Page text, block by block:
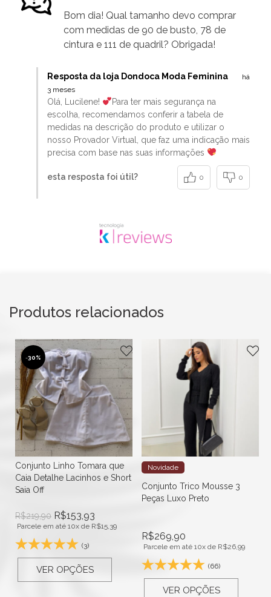
Bom dia! Qual tamanho devo comprar
com medidas de 90 de busto, 78 de
cintura e 111 de quadril? Obrigada!
Resposta da loja Dondoca Moda Feminina
há
3 meses
Olá, Lucilene!
Para ter mais segurança na
escolha, recomendamos conferir a tabela de
medidas na descrição do produto e utilizar o
nosso Provador Virtual, que faz uma indicação mais
precisa com base nas suas informações
esta resposta foi útil? 0 0
Produtos relacionados
-30%
Conjunto Linho Tomara que
Caia Detalhe Lacinhos e Short
Saia Off
R$219,90 R$153,93
Parcele em até 10x de R$15,39
(3)
VER OPÇÕES
Novidade
Conjunto Trico Mousse 3
Peças Luxo Preto
R$269,90
Parcele em até 10x de R$26,99
(66)
VER OPÇÕES